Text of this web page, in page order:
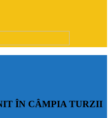
ÎN CÂMPIA TURZII